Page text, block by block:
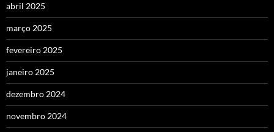
abril 2025
março 2025
fevereiro 2025
janeiro 2025
dezembro 2024
novembro 2024